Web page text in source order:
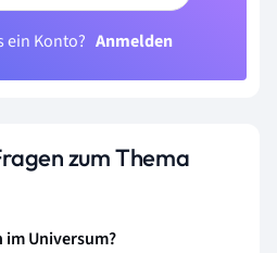
ein Konto? Anmelden
zum Thema
im Universum?